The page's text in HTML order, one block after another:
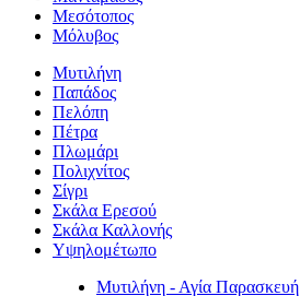
Μεσότοπος
Μόλυβος
Μυτιλήνη
Παπάδος
Πελόπη
Πέτρα
Πλωμάρι
Πολιχνίτος
Σίγρι
Σκάλα Ερεσού
Σκάλα Καλλονής
Υψηλομέτωπο
Μυτιλήνη - Αγία Παρασκευή